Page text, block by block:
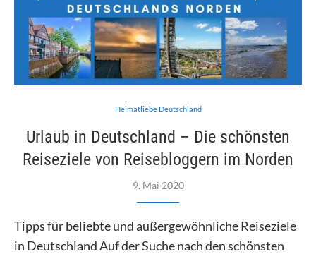
Heimatliebe Deutschland
Urlaub in Deutschland – Die schönsten
Reiseziele von Reisebloggern im Norden
9. Mai 2020
Tipps für beliebte und außergewöhnliche Reiseziele
in Deutschland Auf der Suche nach den schönsten